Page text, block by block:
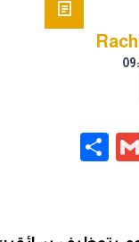
Copy
Gmail